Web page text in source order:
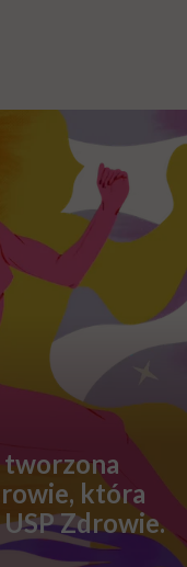
ambulatoryjne
PFD: Centrum
–
II poziom
Dzieci i
dla
realizowane
i dzienne
oraz